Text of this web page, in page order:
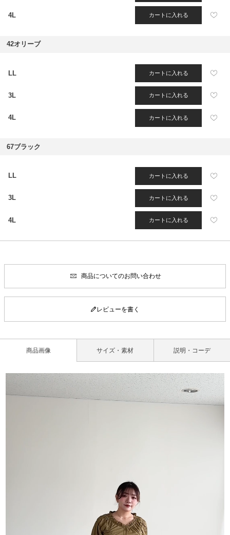
4L カートに入れる
42オリーブ
LL カートに入れる
3L カートに入れる
4L カートに入れる
67ブラック
LL カートに入れる
3L カートに入れる
4L カートに入れる
商品についてのお問い合わせ
レビューを書く
商品画像 サイズ・素材 説明・コーデ